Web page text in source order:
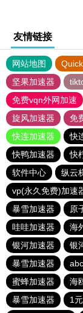
友情链接
网站地图
坚果加速器
免费vqn外网加速
旋风加速器
免
快连加速器
快
快鸭加速器
快
软件中心
纵云
vp(永久免费)加速
暴雪加速器
原
哇哇加速器
海
银河加速器
银
暴雪加速器
蜜蜂加速器
海
暴雪加速器
1